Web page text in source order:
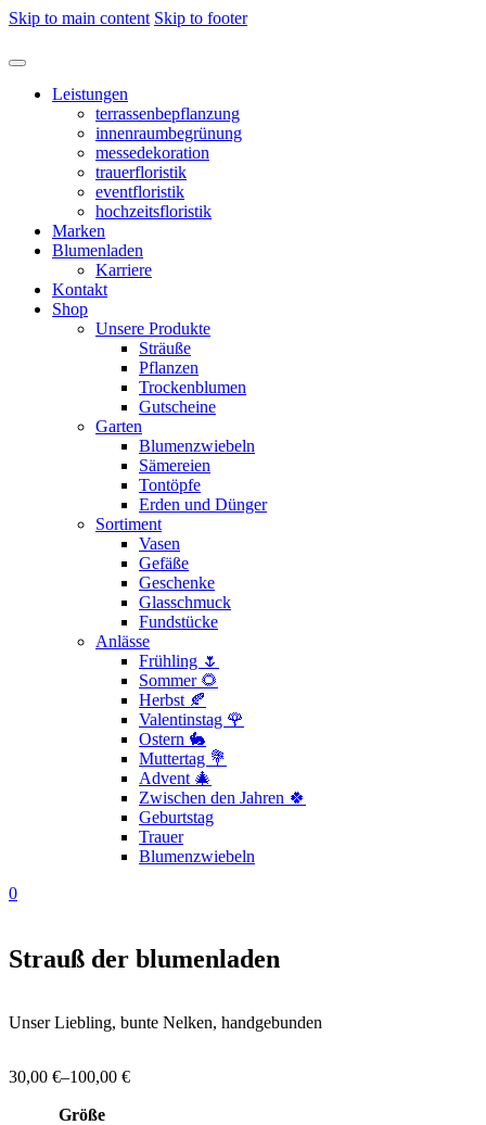
Skip to main content Skip to footer
Leistungen
terrassenbepflanzung
innenraumbegrünung
messedekoration
trauerfloristik
eventfloristik
hochzeitsfloristik
Marken
Blumenladen
Karriere
Kontakt
Shop
Unsere Produkte
Sträuße
Pflanzen
Trockenblumen
Gutscheine
Garten
Blumenzwiebeln
Sämereien
Tontöpfe
Erden und Dünger
Sortiment
Vasen
Gefäße
Geschenke
Glasschmuck
Fundstücke
Anlässe
Frühling 🌷
Sommer 🌻
Herbst 🍂
Valentinstag 🌹
Ostern 🐇
Muttertag 💐
Advent 🎄
Zwischen den Jahren 🍀
Geburtstag
Trauer
Blumenzwiebeln
0
Strauß der blumenladen
Unser Liebling, bunte Nelken, handgebunden
30,00 €–100,00 €
Größe